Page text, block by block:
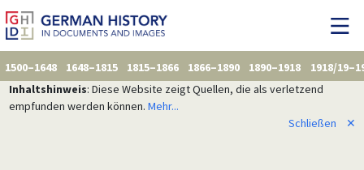
1500–1648 1648–1815 1815–1866 1866–1890 1890–1918
1918/
Inhaltshinweis: Diese Website zeigt Quellen, die als verletzend
empfunden werden können. Mehr...
Schließen
✕